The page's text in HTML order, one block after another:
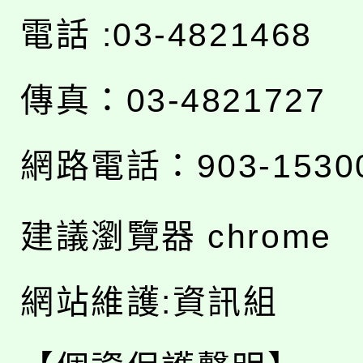
電話 :03-4821468
傳真：03-4821727
網路電話：903-
建議瀏覽器 chrome
網站維護:資訊組